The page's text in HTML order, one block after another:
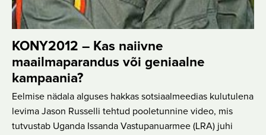
KONY2012 – Kas naiivne
maailmaparandus või geniaalne
kampaania?
Eelmise nädala alguses hakkas sotsiaalmeedias kulutulena
levima Jason Russelli tehtud pooletunnine video, mis
tutvustab Uganda Issanda Vastupanuarmee (LRA) juhi